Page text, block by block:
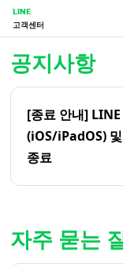
LINE
고객센터
공지사항
[종료 안내]
(iOS/iPadOS)
종료
자주 묻는